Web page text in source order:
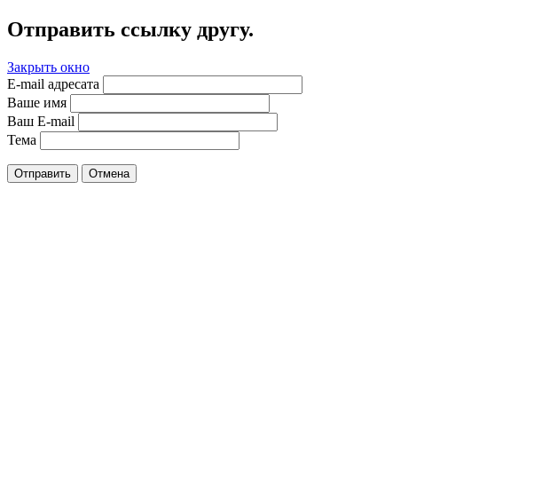
Отправить ссылку другу.
Закрыть окно
E-mail адресата
Ваше имя
Ваш E-mail
Тема
Отправить Отмена